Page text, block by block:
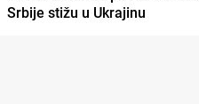
Srbije stižu u Ukrajinu